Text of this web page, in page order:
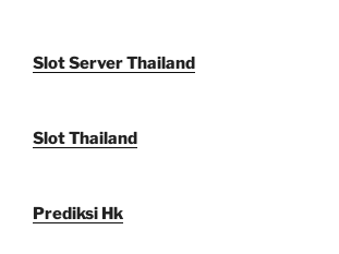
Slot Server Thailand
Slot Thailand
Prediksi Hk